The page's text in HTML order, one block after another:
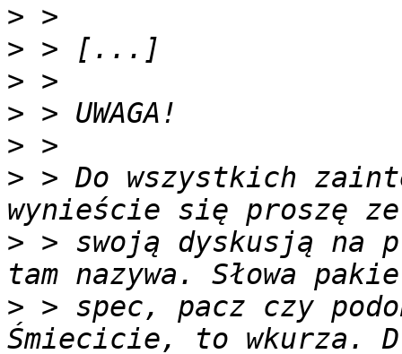
>
>
>
>
>
> > Do wszystkich
> > swoją dyskusją
> > spec, pacz czy